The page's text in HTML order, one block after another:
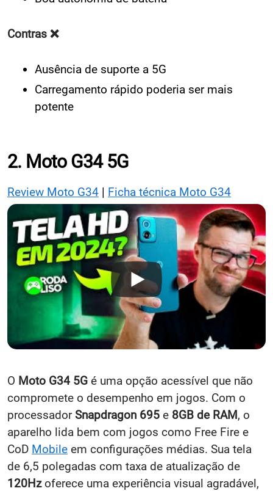
Contras ❌
Ausência de suporte a 5G
Carregamento rápido poderia ser mais
potente
2. Moto G34 5G
Review Moto G34 | Ficha técnica Moto G34
O Moto G34 5G é uma opção acessível que não
compromete o desempenho em jogos. Com o
processadorSnapdragon 695 e 8GB de RAM, o
aparelho lida bem com jogos como Free Fire e
CoD Mobile em configurações médias. Sua tela
de 6,5 polegadas com taxa de atualização de
120Hzoferece uma experiência visual agradável,